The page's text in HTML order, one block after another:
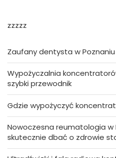
zzzzz
Zaufany dentysta w
Wypożyczalnia
szybki przewodnik
Gdzie wypożyczyć
Nowoczesna reumatologia w
skutecznie dbać o zdrowie